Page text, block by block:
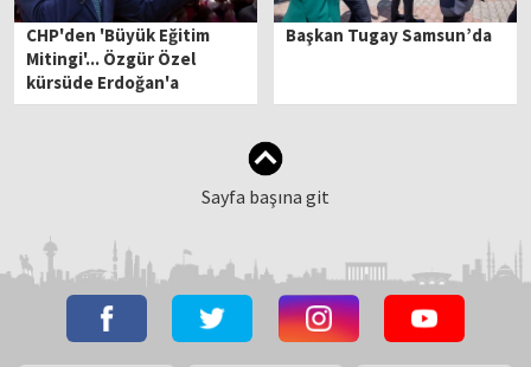
CHP'den 'Büyük Eğitim
Mitingi'... Özgür Özel
kürsüde Erdoğan'a
seslendi
Başkan Tugay Samsun’da
Sayfa başına git